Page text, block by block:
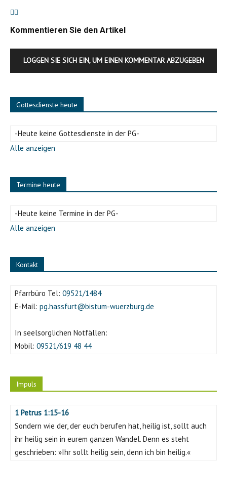
Prozession zum Pfarrgarten.
Prozession zum Pfarrgarten.
Im Anschluss an den Gottesdienst zog die große Gemeinde in einer
Prozession zum Pfarrgarten.
Michael Derleth
Im Anschluss an den Gottesdienst zog die große Gemeinde in einer
Prozession zum Pfarrgarten.
Kommentieren Sie den Artikel
LOGGEN SIE SICH EIN, UM EINEN KOMMENTAR ABZUGEBEN
Gottesdienste heute
-Heute keine Gottesdienste in der PG-
Alle anzeigen
Termine heute
-Heute keine Termine in der PG-
Alle anzeigen
Kontakt
Pfarrbüro Tel: 09521/1484
E-Mail: pg.hassfurt@bistum-wuerzburg.de
In seelsorglichen Notfällen:
Mobil: 09521/619 48 44
Impuls
1 Petrus 1:15-16
Sondern wie der, der euch berufen hat, heilig ist, sollt auch
ihr heilig sein in eurem ganzen Wandel. Denn es steht
geschrieben: »Ihr sollt heilig sein, denn ich bin heilig.«